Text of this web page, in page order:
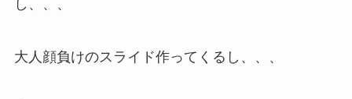
し、、、
大人顔負けのスライド作ってくるし、、、